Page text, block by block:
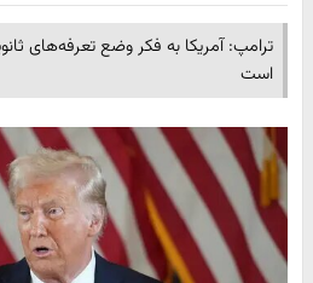
ترامپ: آمریکا به فکر وضع تعرفه‌های
است